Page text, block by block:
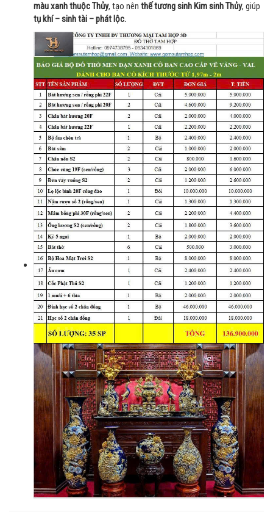
màu xanh thuộc Thủy, tạo nên thế tương sinh Kim sinh Thủy, giúp
tụ khí – sinh tài – phát lộc.